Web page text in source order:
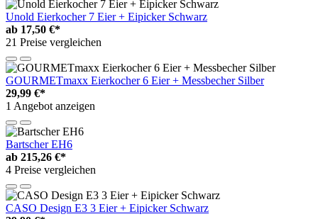
Unold Eierkocher 7 Eier + Eipicker Schwarz
ab 17,50 €*
21 Preise vergleichen
GOURMETmaxx Eierkocher 6 Eier + Messbecher Silber
29,99 €*
1 Angebot anzeigen
Bartscher EH6
ab 215,26 €*
4 Preise vergleichen
CASO Design E3 3 Eier + Eipicker Schwarz